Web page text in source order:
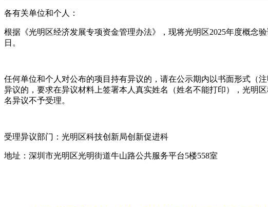
各有关单位和个人：
根据《光明区经济发展专项资金管理办法》，现将光明区2025年度概念
日。
任何单位和个人对公布的项目持有异议的，请在公示期内以书面形式（
异议的，要求在异议材料上签署本人真实姓名（姓名不能打印），光明
名异议不予受理。
受理异议部门：光明区科技创新局创新促进科
地址：深圳市光明区光明街道牛山路公共服务平台5楼558室